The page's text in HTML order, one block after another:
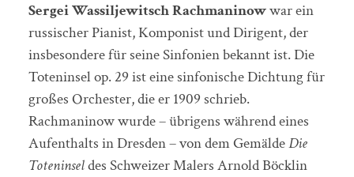
Sergei Wassiljewitsch Rachmaninowwar ein
russischer Pianist, Komponist und Dirigent, der
insbesondere für seine Sinfonien bekannt ist. Die
Toteninsel op. 29 ist eine sinfonische Dichtung für
großes Orchester, die er 1909 schrieb.
Rachmaninow wurde – übrigens während eines
Aufenthalts in Dresden – von dem GemäldeDie
Toteninseldes Schweizer Malers Arnold Böcklin